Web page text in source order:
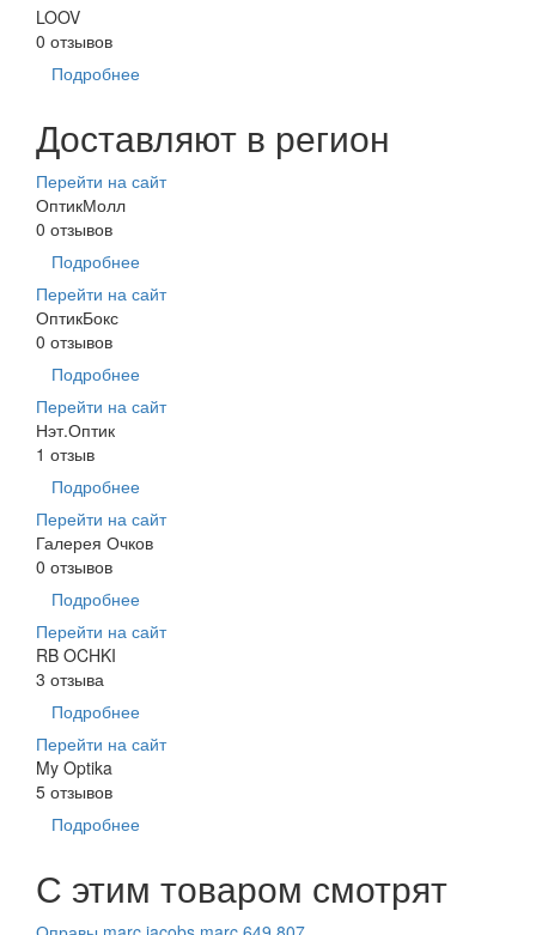
LOOV
0 отзывов
Подробнее
Доставляют в регион
Перейти на сайт
ОптикМолл
0 отзывов
Подробнее
Перейти на сайт
ОптикБокс
0 отзывов
Подробнее
Перейти на сайт
Нэт.Оптик
1 отзыв
Подробнее
Перейти на сайт
Галерея Очков
0 отзывов
Подробнее
Перейти на сайт
RB OCHKI
3 отзыва
Подробнее
Перейти на сайт
My Optika
5 отзывов
Подробнее
С этим товаром смотрят